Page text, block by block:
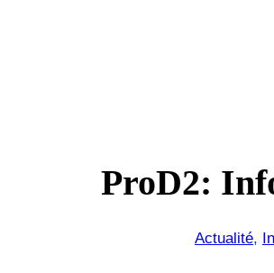
ProD2:
Actualité,